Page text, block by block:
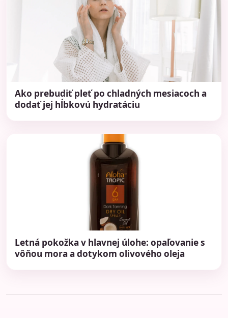
Ako prebudiť pleť po chladných mesiacoch a
dodať jej hĺbkovú hydratáciu
Letná pokožka v hlavnej úlohe: opaľovanie s
vôňou mora a dotykom olivového oleja